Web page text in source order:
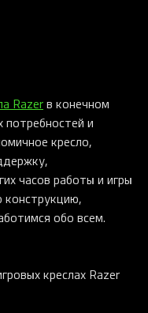
Razerв конечном
потребностей и
кресло,
часов работы и игры
конструкцию,
обо всем.
креслах Razer